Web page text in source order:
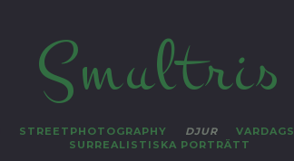
Smultris
STREETPHOTOGRAPHY DJUR
SURREALISTISKA PORTRÄTT